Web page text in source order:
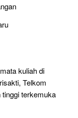
kuliah di
Telkom
tinggi terkemuka